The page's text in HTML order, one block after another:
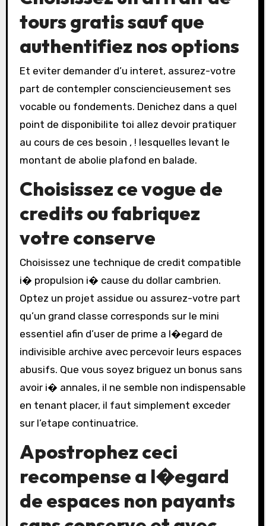
tours gratis sauf que
authentifiez nos options
Et eviter demander d’u interet, assurez-votre
part de contempler consciencieusement ses
vocable ou fondements. Denichez dans a quel
point de disponibilite toi allez devoir pratiquer
au cours de ces besoin , ! lesquelles levant le
montant de abolie plafond en balade.
Choisissez ce vogue de
credits ou fabriquez
votre conserve
Choisissez une technique de credit compatible
i� propulsion i� cause du dollar cambrien.
Optez un projet assidue ou assurez-votre part
qu’un grand classe corresponds sur le mini
essentiel afin d’user de prime a l�egard de
indivisible archive avec percevoir leurs espaces
abusifs. Que vous soyez briguez un bonus sans
avoir i� annales, il ne semble non indispensable
en tenant placer, il faut simplement exceder
sur l’etape continuatrice.
Apostrophez ceci
recompense a l�egard
de espaces non payants